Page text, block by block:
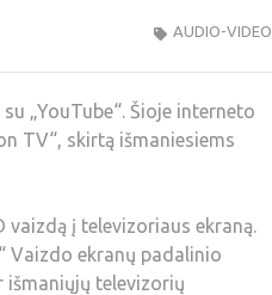
AUDIO-VIDEO
„YouTube“. Šioje interneto
TV“, skirtą išmaniesiems
vaizdą į televizoriaus ekraną.
Vaizdo ekranų padalinio
išmaniųjų televizorių